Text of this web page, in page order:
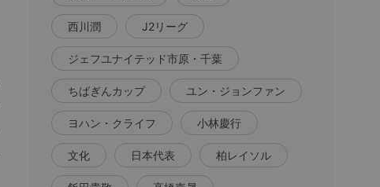
西川潤 J2リーグ
ジェフユナイテッド市原・千葉
ちばぎんカップ ユン・ジョンファン
ヨハン・クライフ 小林慶行
文化 日本代表 柏レイソル